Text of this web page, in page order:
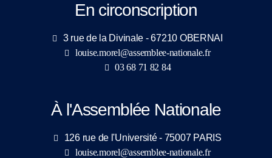
En circonscription
3 rue de la Divinale - 67210 OBERNAI
louise.morel@assemblee-nationale.fr
03 68 71 82 84
À l'Assemblée Nationale
126 rue de l'Université - 75007 PARIS
louise.morel@assemblee-nationale.fr